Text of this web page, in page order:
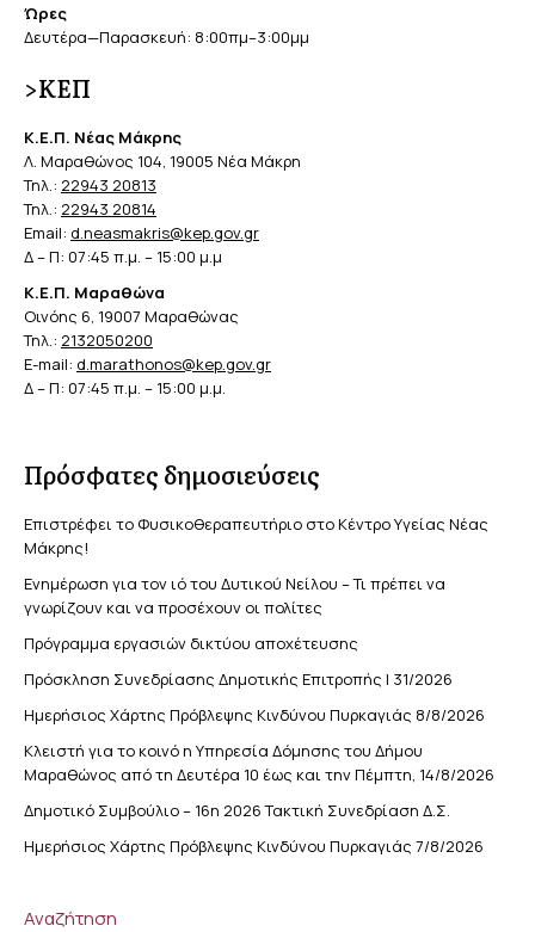
Ώρες
Δευτέρα—Παρασκευή: 8:00πμ–3:00μμ
>ΚΕΠ
Κ.Ε.Π. Νέας Μάκρης
Λ. Μαραθώνος 104, 19005 Νέα Μάκρη
Τηλ.: 22943 20813
Τηλ.: 22943 20814
Email: d.neasmakris@kep.gov.gr
Δ – Π: 07:45 π.μ. – 15:00 μ.μ
Κ.Ε.Π. Μαραθώνα
Οινόης 6, 19007 Μαραθώνας
Τηλ.: 2132050200
E-mail: d.marathonos@kep.gov.gr
Δ – Π: 07:45 π.μ. – 15:00 μ.μ.
Πρόσφατες δημοσιεύσεις
Επιστρέφει το Φυσικοθεραπευτήριο στο Κέντρο Υγείας Νέας
Μάκρης!
Ενημέρωση για τον ιό του Δυτικού Νείλου – Τι πρέπει να
γνωρίζουν και να προσέχουν οι πολίτες
Πρόγραμμα εργασιών δικτύου αποχέτευσης
Πρόσκληση Συνεδρίασης Δημοτικής Επιτροπής | 31/2026
Ημερήσιος Χάρτης Πρόβλεψης Κινδύνου Πυρκαγιάς 8/8/2026
Κλειστή για το κοινό η Υπηρεσία Δόμησης του Δήμου
Μαραθώνος από τη Δευτέρα 10 έως και την Πέμπτη, 14/8/2026
Δημοτικό Συμβούλιο – 16η 2026 Τακτική Συνεδρίαση Δ.Σ.
Ημερήσιος Χάρτης Πρόβλεψης Κινδύνου Πυρκαγιάς 7/8/2026
Αναζήτηση